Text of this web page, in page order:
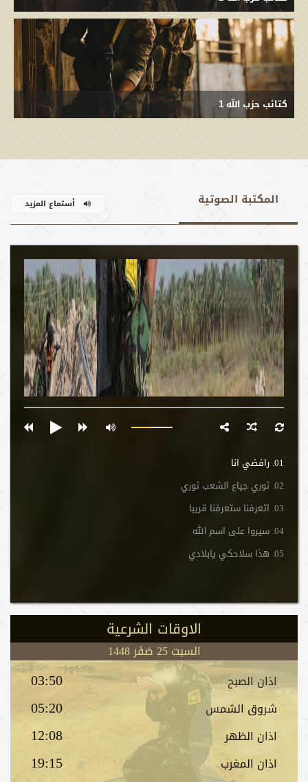
كتائب حزب الله 1
المکتبة الصوتية أستماع المزيد
01. رافضي انا
02. ثوري جياع الشعب ثوري
03. اتعرفنا ستعرفنا قريبا
04. سيروا على اسم الله
05. هذا سلاحكي يابلادي
الاوقات الشرعیة
السبت 25 صَفَر 1448
اذان الصبح
03:50
شروق الشمس 05:20
اذان الظهر 12:08
اذان المغرب 19:15